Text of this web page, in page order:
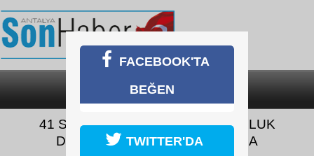
SON DAKİKA
41 SANIKLI RÜŞVET VE YOLSUZLUK
DAVASINDA 3'ÜNCÜ DURUŞMA
FACEBOOK'TA
BEĞEN
TWITTER'DA